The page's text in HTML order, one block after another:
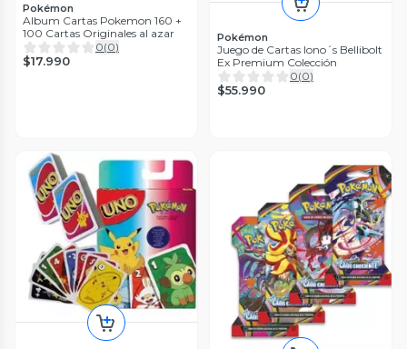
Pokémon
Album Cartas Pokemon 160 +
100 Cartas Originales al azar
0(0)
$17.990
Pokémon
Juego de Cartas Iono´s Bellibolt
Ex Premium Colección
0(0)
$55.990